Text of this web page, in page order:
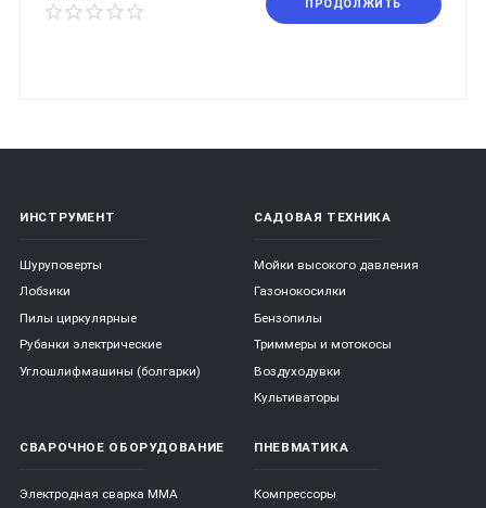
ПРОДОЛЖИТЬ
ИНСТРУМЕНТ
Шуруповерты
Лобзики
Пилы циркулярные
Рубанки электрические
Углошлифмашины (болгарки)
САДОВАЯ ТЕХНИКА
Мойки высокого давления
Газонокосилки
Бензопилы
Триммеры и мотокосы
Воздуходувки
Культиваторы
СВАРОЧНОЕ ОБОРУДОВАНИЕ
Электродная сварка ММА
ПНЕВМАТИКА
Компрессоры